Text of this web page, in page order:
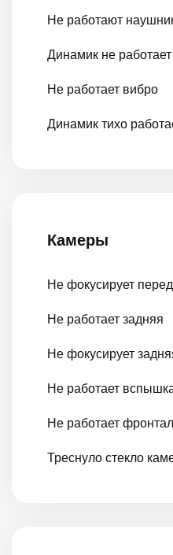
Не работают
Динамик не работает
Не работает вибро
Динамик тихо
Камеры
Не фокусирует
Не работает задняя
Не фокусирует
Не работает
Не работает
Треснуло стекло